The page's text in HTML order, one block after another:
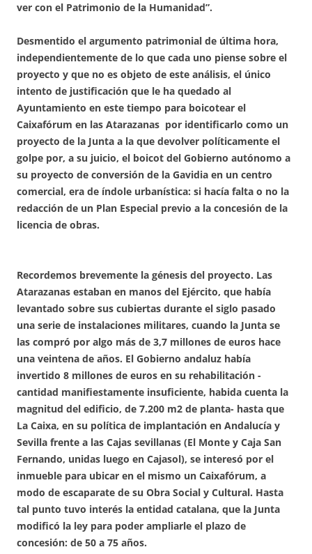
ver con el Patrimonio de la Humanidad”.
Desmentido el argumento patrimonial de última hora,
independientemente de lo que cada uno piense sobre el
proyecto y que no es objeto de este análisis, el único
intento de justificación que le ha quedado al
Ayuntamiento en este tiempo para boicotear el
Caixafórum en las Atarazanas por identificarlo como un
proyecto de la Junta a la que devolver políticamente el
golpe por, a su juicio, el boicot del Gobierno autónomo a
su proyecto de conversión de la Gavidia en un centro
comercial, era de índole urbanística: si hacía falta o no la
redacción de un Plan Especial previo a la concesión de la
licencia de obras.
Recordemos brevemente la génesis del proyecto. Las
Atarazanas estaban en manos del Ejército, que había
levantado sobre sus cubiertas durante el siglo pasado
una serie de instalaciones militares, cuando la Junta se
las compró por algo más de 3,7 millones de euros hace
una veintena de años. El Gobierno andaluz había
invertido 8 millones de euros en su rehabilitación -
cantidad manifiestamente insuficiente, habida cuenta la
magnitud del edificio, de 7.200 m2 de planta- hasta que
La Caixa, en su política de implantación en Andalucía y
Sevilla frente a las Cajas sevillanas (El Monte y Caja San
Fernando, unidas luego en Cajasol), se interesó por el
inmueble para ubicar en el mismo un Caixafórum, a
modo de escaparate de su Obra Social y Cultural. Hasta
tal punto tuvo interés la entidad catalana, que la Junta
modificó la ley para poder ampliarle el plazo de
concesión: de 50 a 75 años.